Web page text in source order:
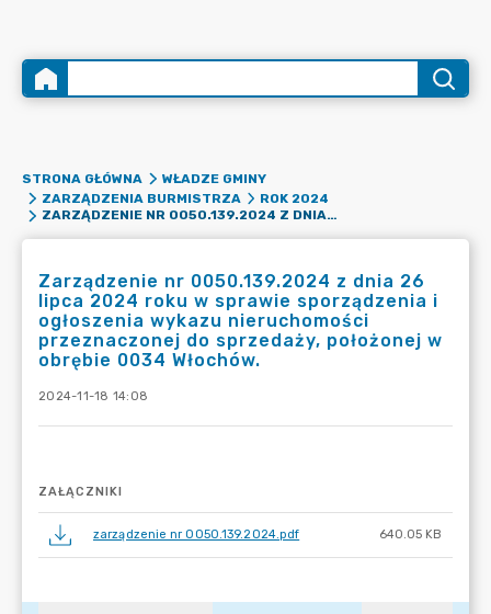
STRONA GŁÓWNA
WŁADZE GMINY
ZARZĄDZENIA BURMISTRZA
ROK 2024
ZARZĄDZENIE NR 0050.139.2024 Z DNIA 26 LIPCA 2024 ROKU W SPRAWIE SPORZĄDZENIA I OGŁOSZENIA WYKAZU NIERUCHOMOŚCI PRZEZNACZONEJ DO SPRZEDAŻY, POŁOŻONEJ W OBRĘBIE 0034 WŁOCHÓW.
Zarządzenie nr 0050.139.2024 z dnia 26
lipca 2024 roku w sprawie sporządzenia i
ogłoszenia wykazu nieruchomości
przeznaczonej do sprzedaży, położonej w
obrębie 0034 Włochów.
2024-11-18 14:08
ZAŁĄCZNIKI
zarządzenie nr 0050.139.2024.pdf 640.05 KB